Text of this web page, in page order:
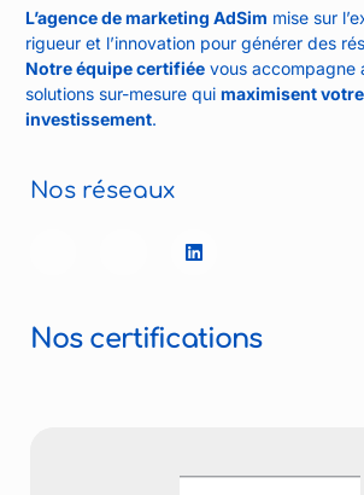
L’agence de marketing AdSim mise sur
rigueur et l’innovation pour générer des
Notre équipe certifiée vous accompagne
solutions sur-mesure qui maximisent
investissement.
Nos réseaux
Nos certifications